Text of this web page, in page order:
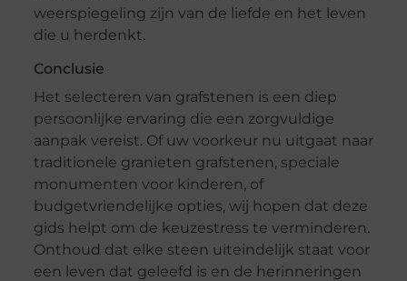
weerspiegeling zijn van de liefde en het leven
die u herdenkt.
Conclusie
Het selecteren van grafstenen is een diep
persoonlijke ervaring die een zorgvuldige
aanpak vereist. Of uw voorkeur nu uitgaat naar
traditionele granieten grafstenen, speciale
monumenten voor kinderen, of
budgetvriendelijke opties, wij hopen dat deze
gids helpt om de keuzestress te verminderen.
Onthoud dat elke steen uiteindelijk staat voor
een leven dat geleefd is en de herinneringen